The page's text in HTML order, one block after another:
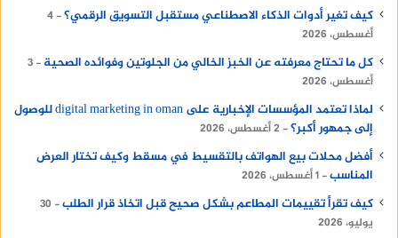
كيف تغير أدوات الذكاء الاصطناعي مستقبل التسويق الرقمي؟ 4
أغسطس، 2026
كل ما تحتاج معرفته عن الخبز الخالي من الجلوتين وفوائده الصحية
3
أغسطس، 2026
لماذا تعتمد المؤسسات الإخبارية على digital marketing in oman للوصول
إلى جمهور أكبر؟ 2 أغسطس، 2026
أفضل محلات بيع الهواتف بالتقسيط في مسقط وكيف تختار العرض
المناسب 1 أغسطس، 2026
كيف تقرأ تقييمات المطاعم بشكل صحيح قبل اتخاذ قرار الطلب
30
يوليو، 2026